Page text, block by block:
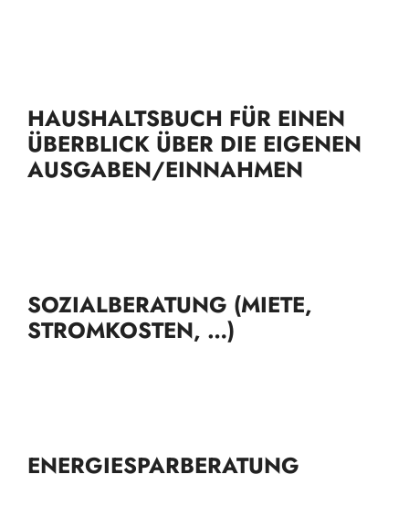
HAUSHALTSBUCH FÜR EINEN
ÜBERBLICK ÜBER DIE EIGENEN
AUSGABEN/EINNAHMEN
SOZIALBERATUNG (MIETE,
STROMKOSTEN, …)
ENERGIESPARBERATUNG